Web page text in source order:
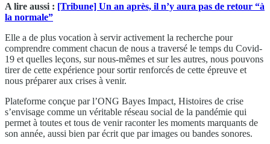
A lire aussi : [Tribune] Un an après, il n’y aura pas de retour “à
la normale”
Elle a de plus vocation à servir activement la recherche pour
comprendre comment chacun de nous a traversé le temps du Covid-
19 et quelles leçons, sur nous-mêmes et sur les autres, nous pouvons
tirer de cette expérience pour sortir renforcés de cette épreuve et
nous préparer aux crises à venir.
Plateforme conçue par l’ONG Bayes Impact, Histoires de crise
s’envisage comme un véritable réseau social de la pandémie qui
permet à toutes et tous de venir raconter les moments marquants de
son année, aussi bien par écrit que par images ou bandes sonores.